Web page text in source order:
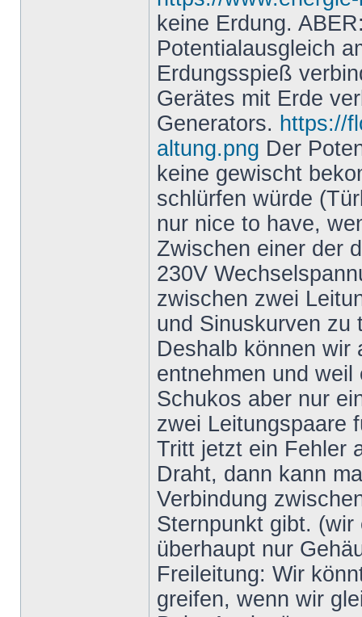
keine Erdung.
Potentialausgleich
Erdungsspieß
Gerätes mit Erde
Generators. https://
altung.png Der
keine gewischt
schlürfen würde
nur nice to have,
Zwischen einer der
230V
zwischen zwei
und Sinuskurven zu
Deshalb können wir
entnehmen und
Schukos aber nur
zwei Leitungspaare
Tritt jetzt ein Fehler
Draht, dann kann
Verbindung
Sternpunkt gibt.
überhaupt nur
Freileitung: Wir
greifen, wenn wir